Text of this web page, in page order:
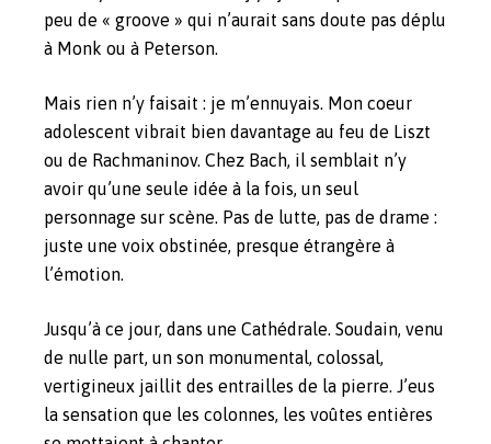
peu de « groove » qui n’aurait sans doute pas déplu
à Monk ou à Peterson.
Mais rien n’y faisait : je m’ennuyais. Mon coeur
adolescent vibrait bien davantage au feu de Liszt
ou de Rachmaninov. Chez Bach, il semblait n’y
avoir qu’une seule idée à la fois, un seul
personnage sur scène. Pas de lutte, pas de drame :
juste une voix obstinée, presque étrangère à
l’émotion.
Jusqu’à ce jour, dans une Cathédrale. Soudain, venu
de nulle part, un son monumental, colossal,
vertigineux jaillit des entrailles de la pierre. J’eus
la sensation que les colonnes, les voûtes entières